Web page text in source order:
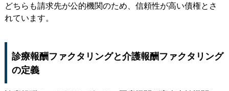
どちらも請求先が公的機関のため、信頼性が高い債権とさ
れています。
診療報酬ファクタリングと介護報酬ファクタリング
の定義